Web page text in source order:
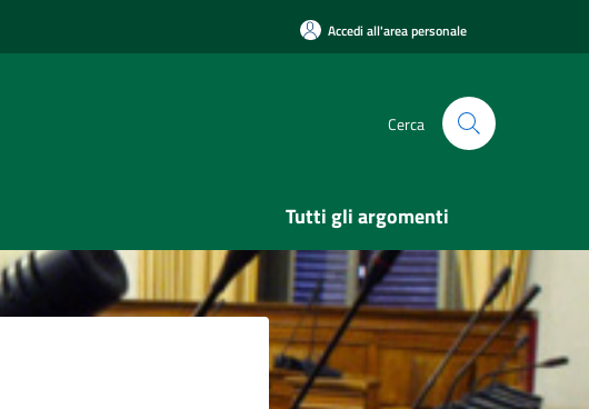
Accedi all'area personale
Cerca
Tutti gli argomenti